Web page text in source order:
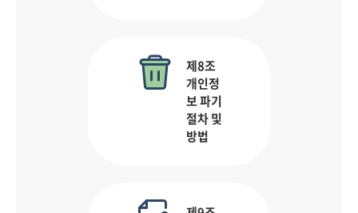
제8조
개인정
보 파기
절차 및
방법